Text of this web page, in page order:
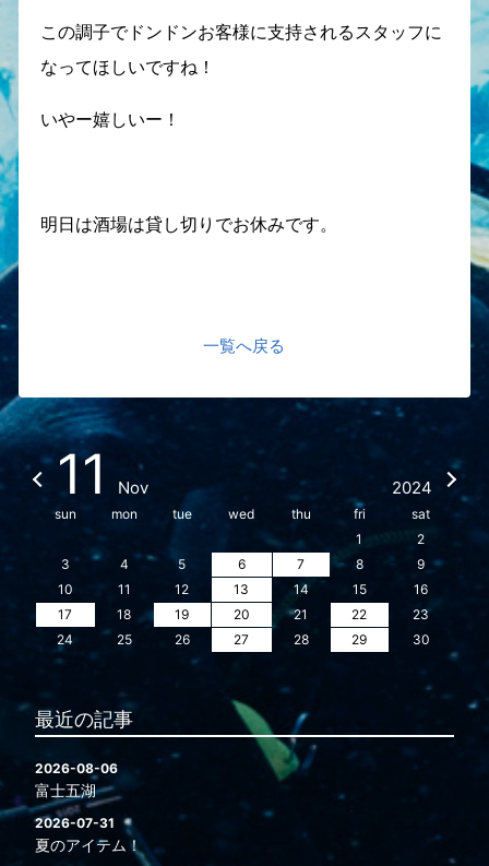
この調子でドンドンお客様に支持されるスタッフに
なってほしいですね！
いやー嬉しいー！
明日は酒場は貸し切りでお休みです。
一覧へ戻る
11 Nov 2024
sun mon tue wed thu fri
sat
1
2
3
4 5 6 7 8
9
10
11 12 13 14 15
16
17
18 19 20 21 22
23
24
25 26 27 28 29 30
最近の記事
2026-08-06
富士五湖
2026-07-31
夏のアイテム！